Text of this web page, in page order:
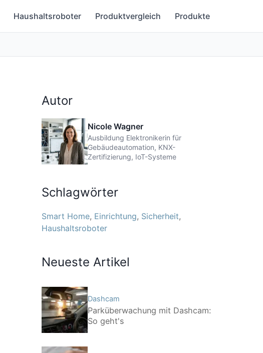
Haushaltsroboter Produktvergleich Produkte
Autor
Nicole Wagner
Ausbildung Elektronikerin für
Gebäudeautomation, KNX-
Zertifizierung, IoT-Systeme
Schlagwörter
Smart Home Einrichtung Sicherheit
Haushaltsroboter
Neueste Artikel
Dashcam
Parküberwachung mit Dashcam:
So geht's